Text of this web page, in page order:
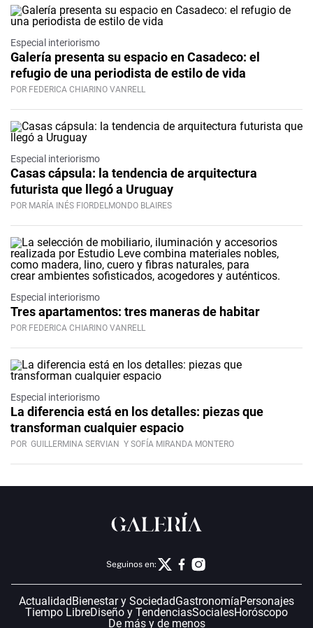
Especial interiorismo
Galería presenta su espacio en Casadeco: el
refugio de una periodista de estilo de vida
POR FEDERICA CHIARINO VANRELL
Especial interiorismo
Casas cápsula: la tendencia de arquitectura
futurista que llegó a Uruguay
POR MARÍA INÉS FIORDELMONDO BLAIRES
Especial interiorismo
Tres apartamentos: tres maneras de habitar
POR FEDERICA CHIARINO VANRELL
Especial interiorismo
La diferencia está en los detalles: piezas que
transforman cualquier espacio
POR GUILLERMINA SERVIAN Y SOFÍA MIRANDA MONTERO
Seguinos en:
Actualidad Bienestar y SociedadGastronomíaPersonajes
Tiempo LibreDiseño y TendenciasSocialesHoróscopo
De más y de menos